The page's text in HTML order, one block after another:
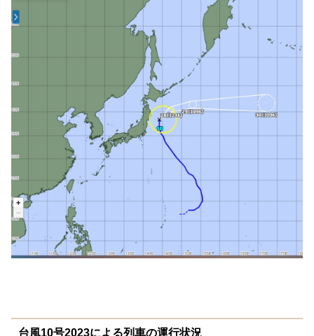
台風10号2023による列車の運行状況